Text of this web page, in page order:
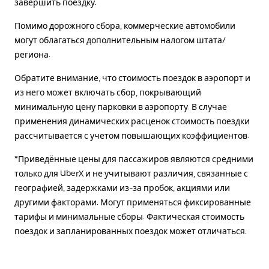
завершить поездку.
Помимо дорожного сбора, коммерческие автомобили
могут облагаться дополнительным налогом штата/
региона.
Обратите внимание, что стоимость поездок в аэропорт и
из него может включать сбор, покрывающий
минимальную цену парковки в аэропорту. В случае
применения динамических расценок стоимость поездки
рассчитывается с учетом повышающих коэффициентов.
*Приведённые цены для пассажиров являются средними
только для UberX и не учитывают различия, связанные с
географией, задержками из-за пробок, акциями или
другими факторами. Могут применяться фиксированные
тарифы и минимальные сборы. Фактическая стоимость
поездок и запланированных поездок может отличаться.